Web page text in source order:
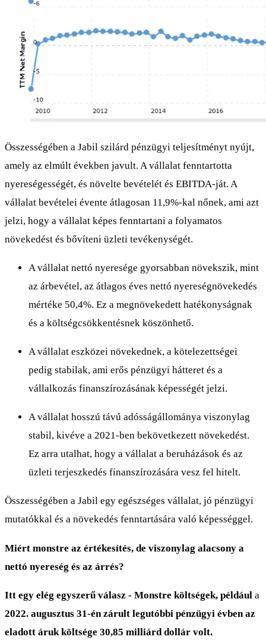
Összességében a Jabil szilárd pénzügyi teljesítményt nyújt,
amely az elmúlt években javult. A vállalat fenntartotta
nyereségességét, és növelte bevételét és EBITDA-ját. A
vállalat bevételei évente átlagosan 11,9%-kal nőnek, ami azt
jelzi, hogy a vállalat képes fenntartani a folyamatos
növekedést és bővíteni üzleti tevékenységét.
A vállalat nettó nyeresége gyorsabban növekszik, mint
az árbevétel, az átlagos éves nettó nyereségnövekedés
mértéke 50,4%. Ez a megnövekedett hatékonyságnak
és a költségcsökkentésnek köszönhető.
A vállalat eszközei növekednek, a kötelezettségei
pedig stabilak, ami erős pénzügyi hátteret és a
vállalkozás finanszírozásának képességét jelzi.
A vállalat hosszú távú adósságállománya viszonylag
stabil, kivéve a 2021-ben bekövetkezett növekedést.
Ez arra utalhat, hogy a vállalat a beruházások és az
üzleti terjeszkedés finanszírozására vesz fel hitelt.
Összességében a Jabil egy egészséges vállalat, jó pénzügyi
mutatókkal és a növekedés fenntartására való képességgel.
Miért monstre az értékesítés, de viszonylag alacsony a
nettó nyereség és az árrés?
Itt egy elég egyszerű válasz - Monstre költségek, például a
2022. augusztus 31-én zárult legutóbbi pénzügyi évben az
eladott áruk költsége 30,85 milliárd dollár volt.